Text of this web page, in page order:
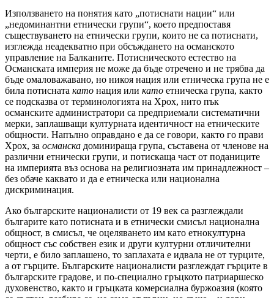
Използването на понятия като „потиснати нации“ или
„недоминантни етнически групи“, което предпоставя
съществуването на етнически групи, които не са потиснати,
изглежда неадекватно при обсъждането на османското
управление на Балканите. Потисническото естество на
Османската империя не може да бъде отречено и не трябва да
бъде омаловажавано, но никоя нация или етническа група не е
била потисната като нация или като етническа група, както
се подсказва от терминологията на Хрох, нито пък
османските администратори са предприемали систематични
мерки, заплашващи културната идентичност на етническите
общности. Напълно оправдано е да се говори, както го прави
Хрох, за османска доминираща група, съставена от членове на
различни етнически групи, и потискаща част от поданиците
на империята въз основа на религиозната им принадлежност –
без обаче каквато и да е етническа или национална
дискриминация.
Ако българските националисти от 19 век са разглеждали
българите като потисната и в етнически смисъл национална
общност, в смисъл, че оцеляването им като етнокултурна
общност със собствен език и други културни отличителни
черти, е било заплашено, то заплахата е идвала не от турците,
а от гърците. Българските националисти разглеждат гърците в
българските градове, и по-специално гръцкото патриаршеско
духовенство, както и гръцката комерсиална буржоазия (която